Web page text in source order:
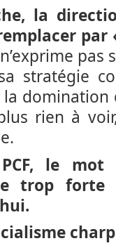
la
par
pas
stratégie
domination
rien à
le
trop